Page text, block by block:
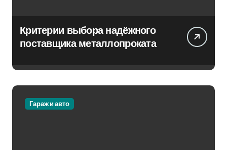
Критерии выбора надёжного
поставщика металлопроката
Гараж и авто